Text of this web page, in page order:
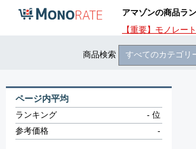
アマゾンの商品ラ
【重要】モノレー
商品検索
ページ内平均
ランキング -位
参考価格
-